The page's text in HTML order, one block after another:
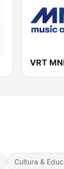
VRT
Cultura &